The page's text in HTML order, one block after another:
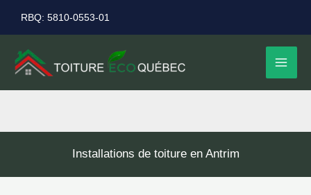
au
contenu
RBQ: 5810-0553-01
Installations de toiture en Antrim